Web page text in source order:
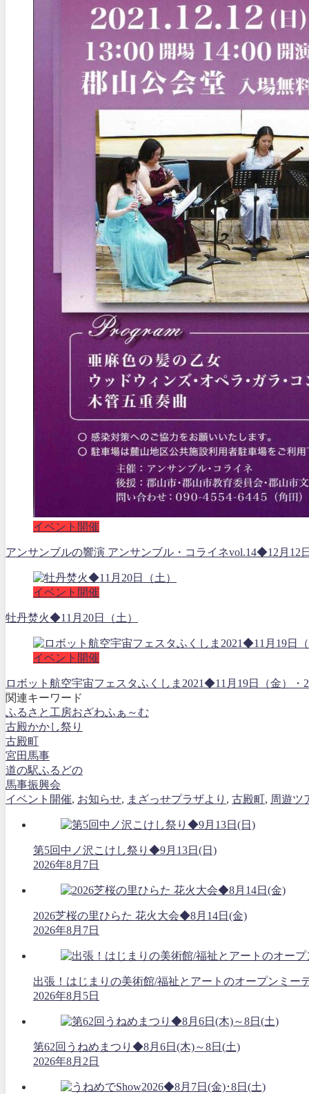
イベント開催
アンサンブルの響演 アンサンブル・コライネvol.14◆12月12
イベント開催
牡丹焚火◆11月20日（土）
イベント開催
ロボット航空宇宙フェスタふくしま2021◆11月19日（金
関連キーワード
ふるさと工房おざわふぁ～む
古殿かかし祭り
古殿町
宮田馬事
道の駅ふるどの
馬事振興会
イベント開催, お知らせ, まざっせプラザより , 古殿町, 周遊ツ
第5回中ノ沢こけし祭り◆9月13日(日)
2026年8月7日
2026芝桜の里ひらた 花火大会◆8月14日(金)
2026年8月7日
出張！はじまりの美術館/福祉とアートのオープンミー
2026年8月5日
第62回うねめまつり◆8月6日(木)～8日(土)
2026年8月2日